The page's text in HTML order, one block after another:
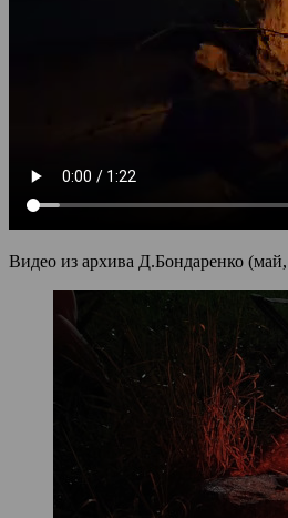
Видео из архива Д.Бондаренко